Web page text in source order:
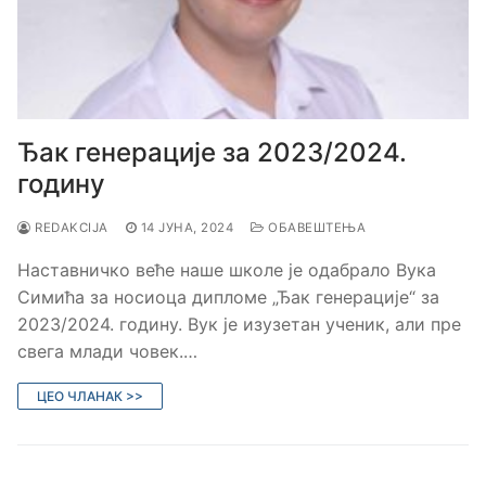
Ђак генерације за 2023/2024.
годину
REDAKCIJA 14 ЈУНА, 2024 ОБАВЕШТЕЊА
Наставничко веће наше школе је одабрало Вука
Симића за носиоца дипломе „Ђак генерације“ за
2023/2024. годину. Вук је изузетан ученик, али пре
свега млади човек.…
ЦЕО ЧЛАНАК >>